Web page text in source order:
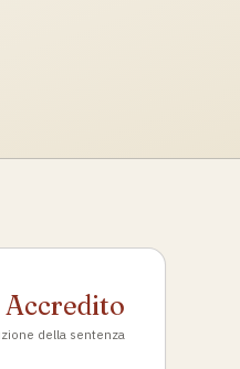
Accredito
della sentenza